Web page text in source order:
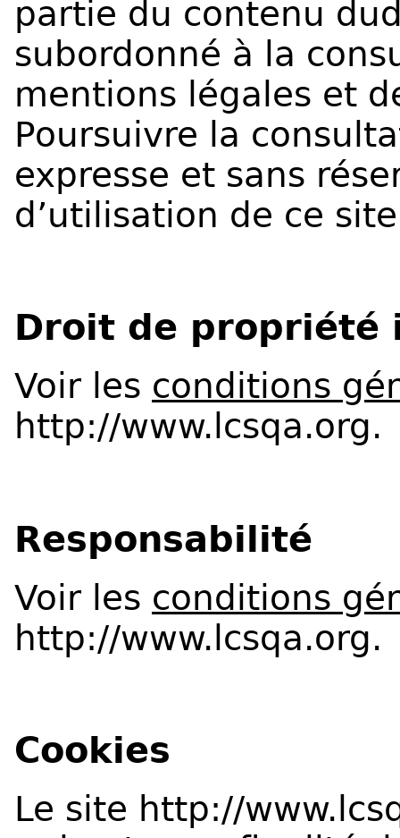
partie du contenu
subordonné à la
mentions légales et
Poursuivre la
expresse et sans
d’utilisation de ce
Droit de propriété
Voir les conditions
http://www.lcsqa.org.
Responsabilité
Voir les conditions
http://www.lcsqa.org.
Cookies
Le site http://